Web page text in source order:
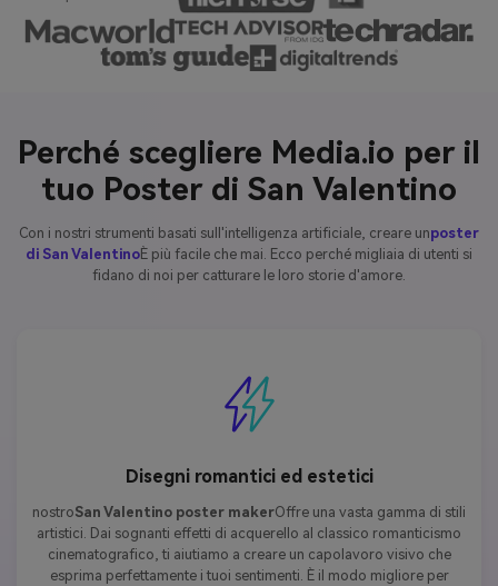
Perché scegliere Media.io per il
tuo Poster di San Valentino
Con i nostri strumenti basati sull'intelligenza artificiale, creare unposter
di San ValentinoÈ più facile che mai. Ecco perché migliaia di utenti si
fidano di noi per catturare le loro storie d'amore.
Disegni romantici ed estetici
nostroSan Valentino poster makerOffre una vasta gamma di stili
artistici. Dai sognanti effetti di acquerello al classico romanticismo
cinematografico, ti aiutiamo a creare un capolavoro visivo che
esprima perfettamente i tuoi sentimenti. È il modo migliore per